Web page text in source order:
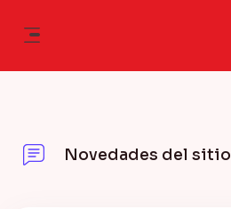
Novedades del sitio